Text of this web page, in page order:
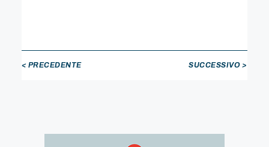
< PRECEDENTE SUCCESSIVO >